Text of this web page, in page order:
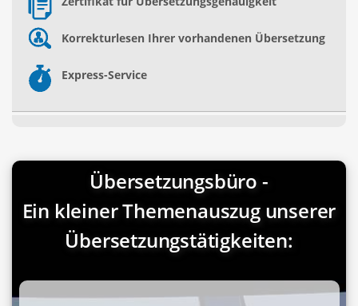
Korrekturlesen Ihrer vorhandenen Übersetzung
Express-Service
Übersetzungsbüro -
Ein kleiner Themenauszug unserer
Übersetzungstätigkeiten: